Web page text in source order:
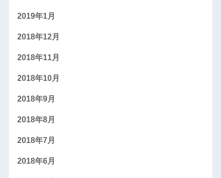
2019年1月
2018年12月
2018年11月
2018年10月
2018年9月
2018年8月
2018年7月
2018年6月